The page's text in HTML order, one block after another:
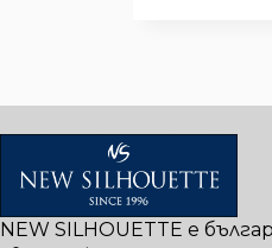
NEW SILHOUETTE е